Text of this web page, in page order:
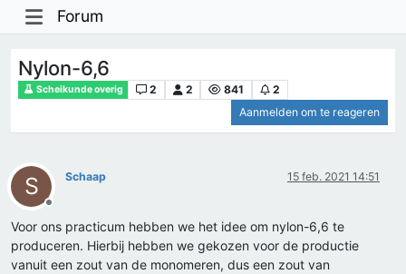
Forum
Nylon-6,6
Scheikunde overig 2 2 841
2
Aanmelden om te reageren
S
Offline
Schaap 15 feb. 2021 14:51
Voor ons practicum hebben we het idee om nylon-6,6 te
produceren. Hierbij hebben we gekozen voor de productie
vanuit een zout van de monomeren, dus een zout van